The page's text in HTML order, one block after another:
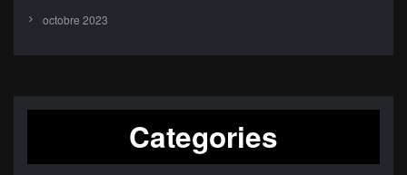
octobre 2023
Categories